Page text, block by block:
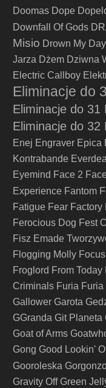
Doomas Dope
Downfall Of Gods
Misio Drown My Day
Jarza Dżem Dziwna
Electric Callboy
Eliminacje do
Eliminacje do 31
Eliminacje do 32
Enej Engraver Epica
Kontrabande
Eyemind Face 2
Experience Fantom
Fatigue Fear Factory
Ferocious Dog Fest
Fisz Emade
Flogging Molly Focus
Froglord From Today
Criminals Furia
Gallower Garota
GGranda Git Planeta
Goat of Arms
Gong Good Lookin'
Gooroleska
Gravity Off Green